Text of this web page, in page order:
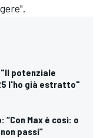
"Il potenziale
l'ho già estratto"
Max è così: o
passi”